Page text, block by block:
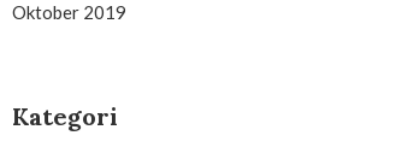
Oktober 2019
Kategori